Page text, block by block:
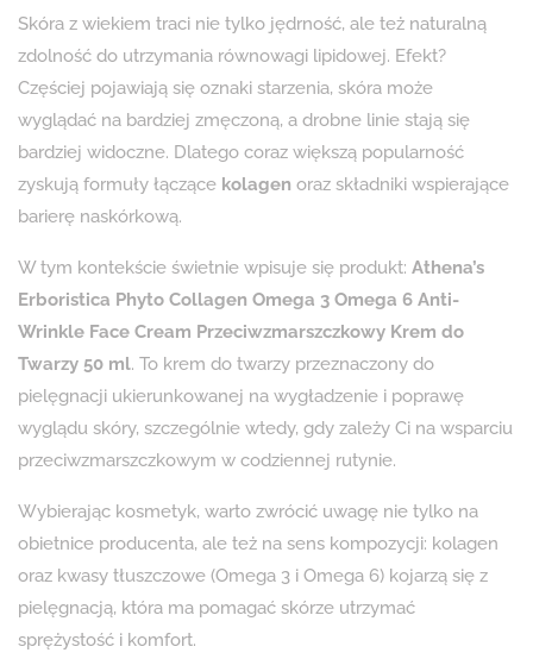
Skóra z wiekiem traci nie tylko jędrność, ale też naturalną
zdolność do utrzymania równowagi lipidowej. Efekt?
Częściej pojawiają się oznaki starzenia, skóra może
wyglądać na bardziej zmęczoną, a drobne linie stają się
bardziej widoczne. Dlatego coraz większą popularność
zyskują formuły łączące kolagen oraz składniki wspierające
barierę naskórkową.
W tym kontekście świetnie wpisuje się produkt: Athena’s
Erboristica Phyto Collagen Omega 3 Omega 6 Anti-
Wrinkle Face Cream Przeciwzmarszczkowy Krem ​​do
Twarzy 50 ml. To krem do twarzy przeznaczony do
pielęgnacji ukierunkowanej na wygładzenie i poprawę
wyglądu skóry, szczególnie wtedy, gdy zależy Ci na wsparciu
przeciwzmarszczkowym w codziennej rutynie.
Wybierając kosmetyk, warto zwrócić uwagę nie tylko na
obietnice producenta, ale też na sens kompozycji: kolagen
oraz kwasy tłuszczowe (Omega 3 i Omega 6) kojarzą się z
pielęgnacją, która ma pomagać skórze utrzymać
sprężystość i komfort.